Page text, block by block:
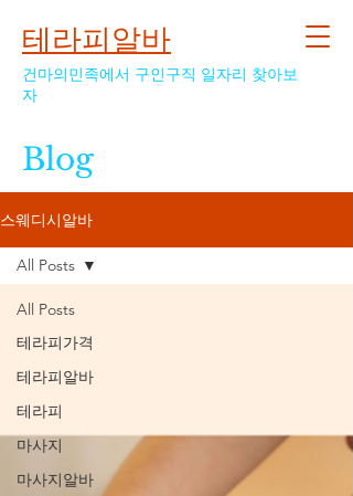
테라피알바
건마의민족에서 구인구직 일자리 찾아보
자
Blog
스웨디시알바
All Posts
테라피가격
테라피알바
테라피
마사지
마사지알바
All Posts